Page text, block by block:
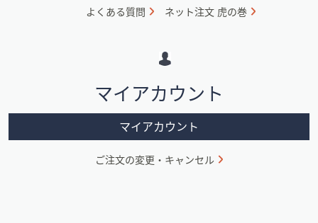
ン
よくある質問 ネット注文 虎の巻
マイアカウント
マイアカウント
ご注文の変更・キャンセル